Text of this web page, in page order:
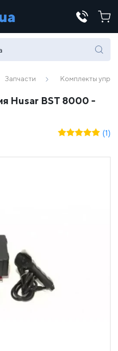
82-15
Запчасти Комплекты
Husar BST 8000 -
(1)